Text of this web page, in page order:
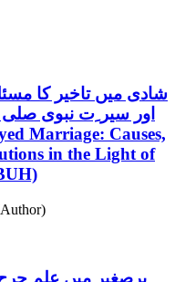
شادی میں تاخیر کا
اور سیر ِت نبوی
Marriage: Causes,
in the Light of
برصغیر میں علمِ